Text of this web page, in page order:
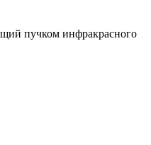
пучком инфракрасного